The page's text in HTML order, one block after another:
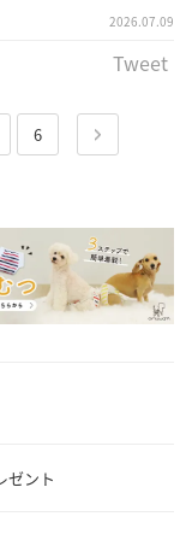
2026.07.09
Tweet
6
ゼント